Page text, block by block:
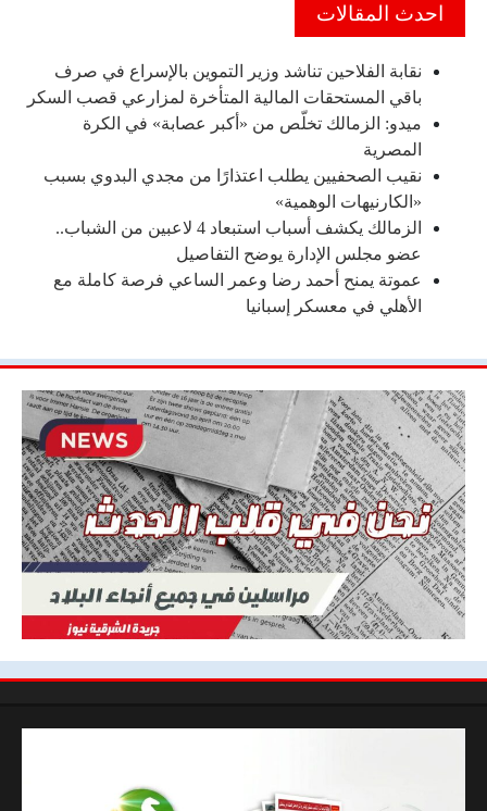
احدث المقالات
نقابة الفلاحين تناشد وزير التموين بالإسراع في صرف
باقي المستحقات المالية المتأخرة لمزارعي قصب السكر
ميدو: الزمالك تخلّص من «أكبر عصابة» في الكرة
المصرية
نقيب الصحفيين يطلب اعتذارًا من مجدي البدوي بسبب
«الكارنيهات الوهمية»
الزمالك يكشف أسباب استبعاد 4 لاعبين من الشباب..
عضو مجلس الإدارة يوضح التفاصيل
عموتة يمنح أحمد رضا وعمر الساعي فرصة كاملة مع
الأهلي في معسكر إسبانيا